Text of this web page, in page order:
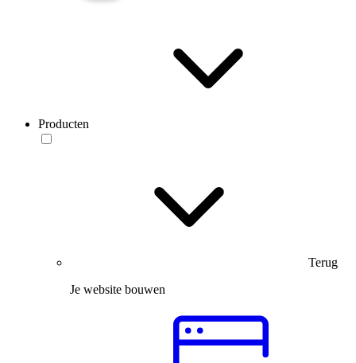
Producten
Terug
Je website bouwen